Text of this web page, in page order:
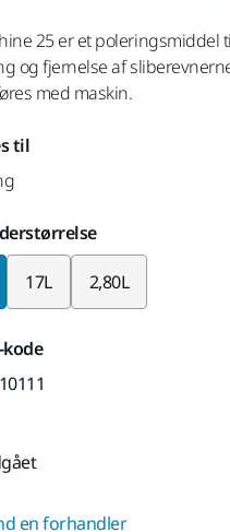
25 er et poleringsmiddel
og fjernelse af
med maskin.
til
17L 2,80L
en forhandler